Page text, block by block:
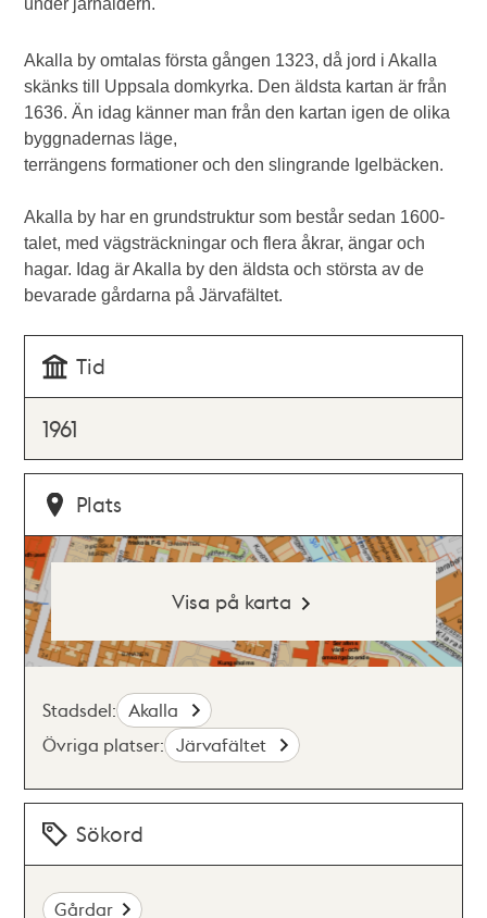
under järnåldern.
Akalla by omtalas första gången 1323, då jord i Akalla
skänks till Uppsala domkyrka. Den äldsta kartan är från
1636. Än idag känner man från den kartan igen de olika
byggnadernas läge,
terrängens formationer och den slingrande Igelbäcken.
Akalla by har en grundstruktur som består sedan 1600-
talet, med vägsträckningar och flera åkrar, ängar och
hagar. Idag är Akalla by den äldsta och största av de
bevarade gårdarna på Järvafältet.
Tid
1961
Plats
Visa på karta
Stadsdel: Akalla
Övriga platser: Järvafältet
Sökord
Gårdar